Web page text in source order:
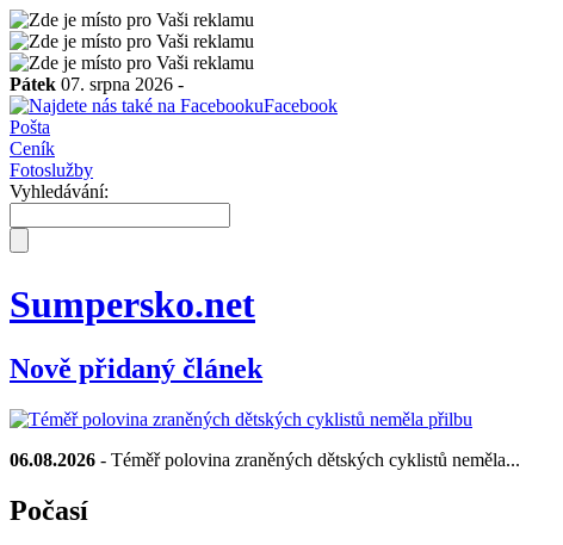
Pátek 07. srpna 2026 -
Facebook
Pošta
Ceník
Fotoslužby
Vyhledávání:
Sumpersko.net
Nově přidaný článek
06.08.2026 - Téměř polovina zraněných dětských cyklistů neměla...
Počasí